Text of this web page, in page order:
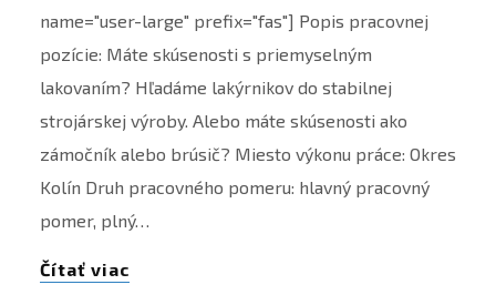
name="user-large" prefix="fas"] Popis pracovnej
pozície: Máte skúsenosti s priemyselným
lakovaním? Hľadáme lakýrnikov do stabilnej
strojárskej výroby. Alebo máte skúsenosti ako
zámočník alebo brúsič? Miesto výkonu práce: Okres
Kolín Druh pracovného pomeru: hlavný pracovný
pomer, plný…
Čítať viac